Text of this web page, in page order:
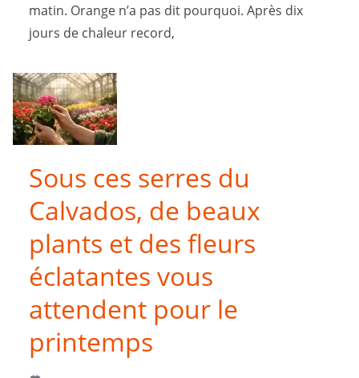
matin. Orange n’a pas dit pourquoi. Après dix
jours de chaleur record,
Sous ces serres du
Calvados, de beaux
plants et des fleurs
éclatantes vous
attendent pour le
printemps